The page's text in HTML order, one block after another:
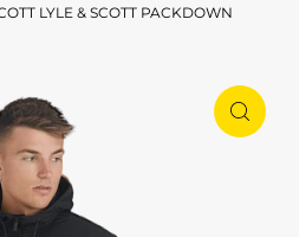
LYLE & SCOTT PACKDOWN